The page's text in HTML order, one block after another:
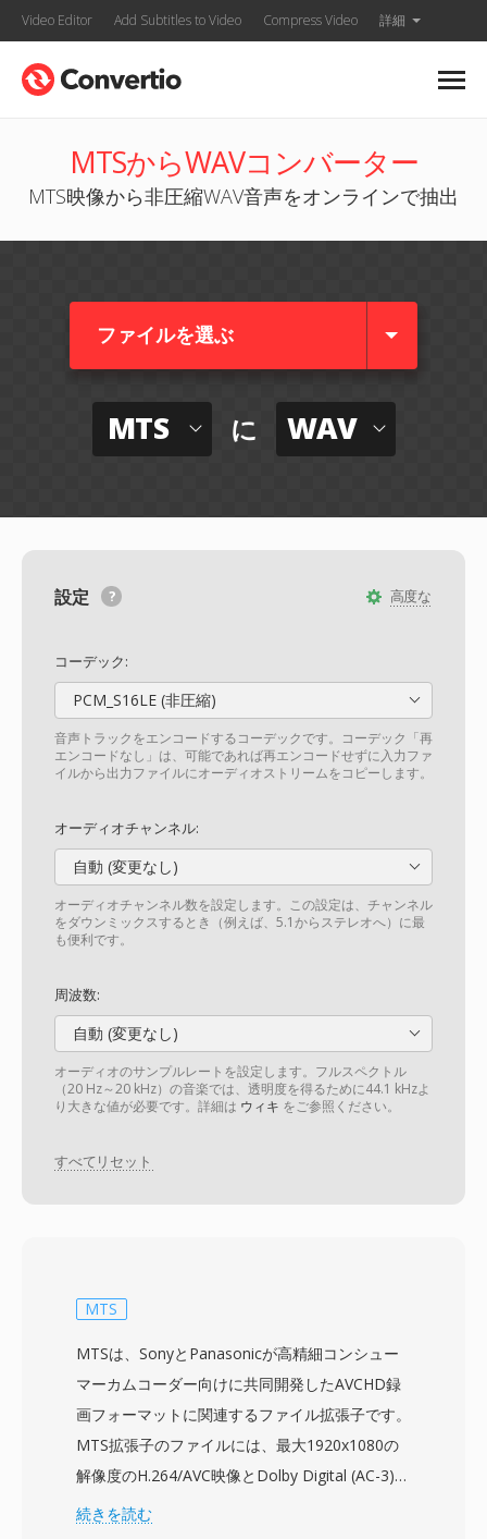
Video Editor Add Subtitles to Video Compress Video 詳細
MTSからWAVコンバーター
MTS映像から非圧縮WAV音声をオンラインで抽出
ファイルを選ぶ
MTS に WAV
高度な
設定
コーデック:
PCM_S16LE (非圧縮)
音声トラックをエンコードするコーデックです。コーデック「再
エンコードなし」は、可能であれば再エンコードせずに入力ファ
イルから出力ファイルにオーディオストリームをコピーします。
オーディオチャンネル:
自動 (変更なし)
オーディオチャンネル数を設定します。この設定は、チャンネル
をダウンミックスするとき（例えば、5.1からステレオへ）に最
も便利です。
周波数:
自動 (変更なし)
オーディオのサンプルレートを設定します。フルスペクトル
（20 Hz～20 kHz）の音楽では、透明度を得るために44.1 kHzよ
り大きな値が必要です。詳細は ウィキ をご参照ください。
すべてリセット
MTS
MTSは、SonyとPanasonicが高精細コンシュー
マーカムコーダー向けに共同開発したAVCHD録
画フォーマットに関連するファイル拡張子です。
MTS拡張子のファイルには、最大1920x1080の
解像度のH.264/AVC映像とDolby Digital (AC-3)
またはLPCMオーディオを搭載するMPEG-2トラ
続きを読む